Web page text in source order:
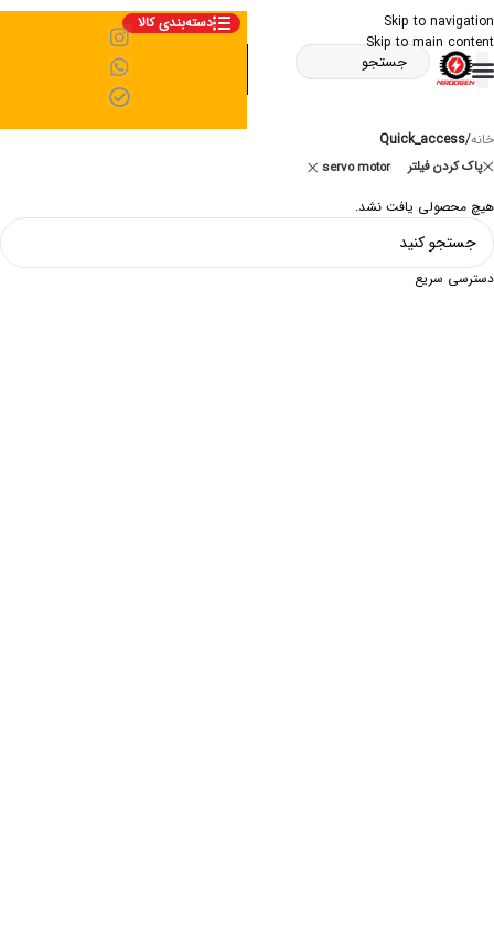
Skip to navigation
Skip to main content
دسته‌بندی کالا
خانه/
Quick_access
پاک کردن فیلتر servo motor
هیچ محصولی یافت نشد.
دسترسی سریع